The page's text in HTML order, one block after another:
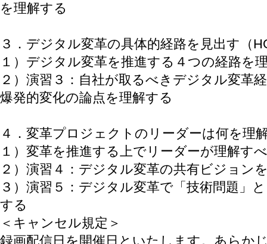
を理解する
３．デジタル変革の具体的経路を見出す（
１）デジタル変革を推進する４つの経路を
２）演習３：自社が取るべきデジタル変革
爆発的変化の論点を理解する
４．変革プロジェクトのリーダーは何を理
１）変革を推進する上でリーダーが理解す
２）演習４：デジタル変革の共有ビジョン
３）演習５：デジタル変革で「技術問題」
する
＜キャンセル規定＞
録画配信日を開催日といたします。あらか